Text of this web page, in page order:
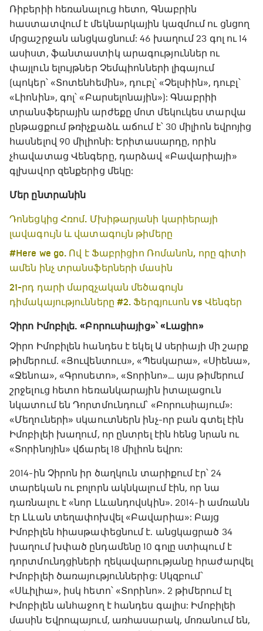
Ռիբերիի հեռանալուց հետո, Գնաբրին
հաստատվում է մեկնարկային կազմում ու ցնցող
մրցաշրջան անցկացնում: 46 խաղում 23 գոլ ու 14
ասիստ, ֆանտաստիկ արագություններ ու
փայլուն ելույթներ Չեմպիոնների լիգայում
(պոկեր՝ «Տոտենհեմին», դուբլ՝ «Չելսիին», դուբլ՝
«Լիոնին», գոլ՝ «Բարսելոնային»): Գնաբրիի
տրանսֆերային արժեքը մոտ մեկուկես տարվա
ընթացքում թռիչքաձև աճում է՝ 30 միլիոն եվրոյից
հասնելով 90 միլիոնի: Երիտասարդը, որին
չհավատաց Վենգերը, դարձավ «Բավարիայի»
գլխավոր զենքերից մեկը:
Մեր ընտրանին
Դոնեցկից Հռոմ. Մխիթարյանի կարիերայի
լավագույն և վատագույն թիմերը
#Here we go. Ով է Ֆաբրիցիո Ռոմանոն, որը գիտի
ամեն ինչ տրանսֆերների մասին
21-րդ դարի մարզչական մեծագույն
դիմակայությունները #2. Ֆերգյուսոն vs Վենգեր
Չիրո Իմոբիլե. «Բորուսիայից»՝ «Լացիո»
Չիրո Իմոբիլեն հանդես է եկել Ա սերիայի մի շարք
թիմերում. «Յուվենտուս», «Պեսկարա», «Սիենա»,
«Ջենոա», «Գրոսետո», «Տորինո»… այս թիմերում
շրջելուց հետո հեռանկարային իտալացուն
նկատում են Դորտմունդում՝ «Բորուսիայում»:
«Մեղուների» սկաուտներն ինչ-որ բան գտել էին
Իմոբիլեի խաղում, որ ընտրել էին հենց նրան ու
«Տորինոյին» վճարել 18 միլիոն եվրո:
2014-ին Չիրոն իր ծաղկուն տարիքում էր՝ 24
տարեկան ու բոլորն ակնկալում էին, որ նա
դառնալու է «նոր Լևանդովսկին». 2014-ի ամռանն
էր Լևան տեղափոխվել «Բավարիա»: Բայց
Իմոբիլեն հիասթափեցնում է. անցկացրած 34
խաղում խփած ընդամենը 10 գոլը ստիպում է
դորտմունդցիների ղեկավարությանը հրաժարվել
Իմոբիլեի ծառայություններից: Սկզբում՝
«Սևիլիա», իսկ հետո՝ «Տորինո». 2 թիմերում էլ
Իմոբիլեն անհաջող է հանդես գալիս: Իմոբիլեի
մասին Եվրոպայում, առհասարակ, մոռանում են,